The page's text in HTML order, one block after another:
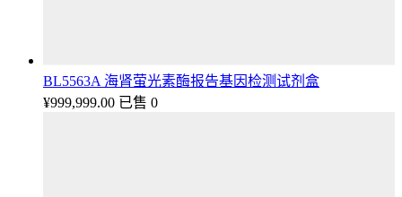
BL5563A 海肾萤光素酶报告基因检测试剂盒
¥999,999.00 已售 0